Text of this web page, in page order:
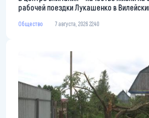
рабочей поездки Лукашенко в
Общество 7 августа, 2026 22:40